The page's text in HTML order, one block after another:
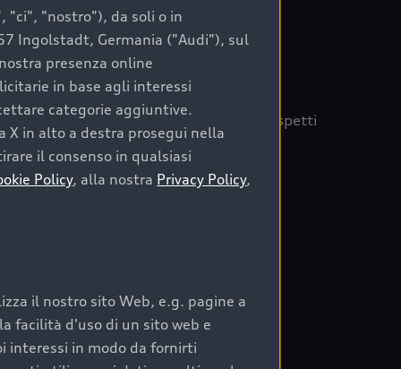
sicuro, è essenziale considerare aspetti
Prima Scelta :plus
nel tempo;
"ci", "nostro"), da soli o in
Ingolstadt, Germania ("Audi"), sul
presenza online
in base agli interessi
categorie aggiuntive.
in alto a destra prosegui nella
il consenso in qualsiasi
Policy, alla nostra Privacy Policy,
il nostro sito Web, e.g. pagine a
facilità d'uso di un sito web e
interessi in modo da fornirti